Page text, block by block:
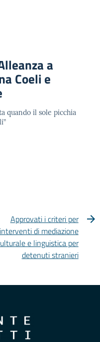
a
Coeli e
quando il sole picchia
Approvati i criteri per
interventi di mediazione
e linguistica per
detenuti stranieri